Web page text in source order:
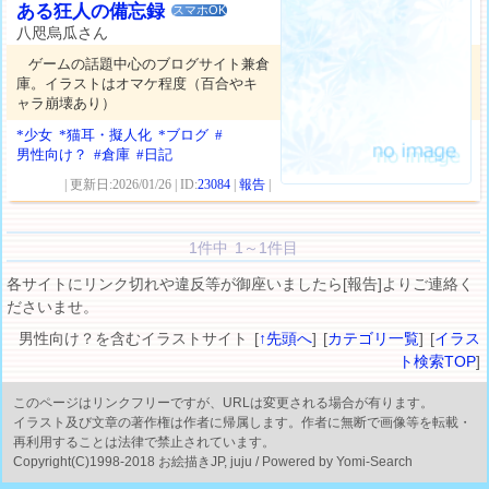
ある狂人の備忘録 スマホOK
八咫烏瓜さん
ゲームの話題中心のブログサイト兼倉
庫。イラストはオマケ程度（百合やキ
ャラ崩壊あり）
*少女 *猫耳・擬人化 *ブログ #
男性向け？
#倉庫 #日記
| 更新日:2026/01/26 | ID:23084 |報告
1件中 1～1件目
各サイトにリンク切れや違反等が御座いましたら[報告]よりご連絡く
ださいませ。
男性向け？を含むイラストサイト [↑先頭へ] [カテゴリ一覧] [イラス
ト検索TOP]
このページはリンクフリーですが、URLは変更される場合が有ります。
イラスト及び文章の著作権は作者に帰属します。作者に無断で画像等を転載・
再利用することは法律で禁止されています。
Copyright(C)1998-2018 お絵描きJP, juju / Powered by Yomi-Search